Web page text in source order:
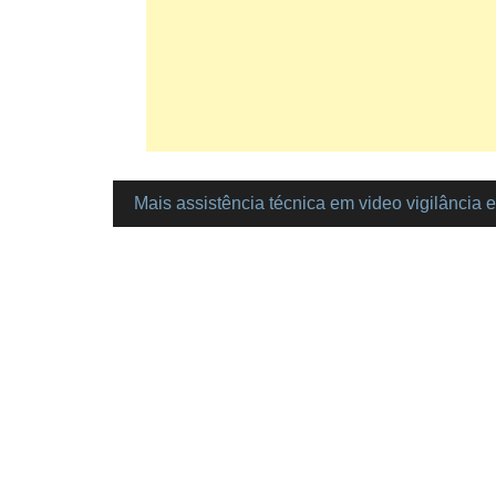
Navegação
Mais assistência técnica em video vigilância